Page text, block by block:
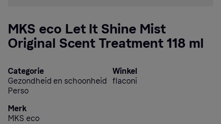
MKS eco Let It Shine Mist
Original Scent Treatment 118 ml
Categorie
Gezondheid en schoonheid
Perso
Winkel
flaconi
Merk
MKS eco